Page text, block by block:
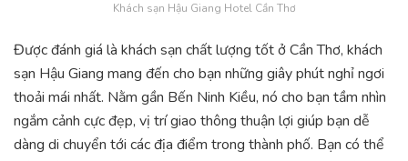
Khách sạn Hậu Giang Hotel Cần Thơ
Được đánh giá là khách sạn chất lượng tốt ở Cần Thơ, khách
sạn Hậu Giang mang đến cho bạn những giây phút nghỉ ngơi
thoải mái nhất. Nằm gần Bến Ninh Kiều, nó cho bạn tầm nhìn
ngắm cảnh cực đẹp, vị trí giao thông thuận lợi giúp bạn dễ
dàng di chuyển tới các địa điểm trong thành phố. Bạn có thể